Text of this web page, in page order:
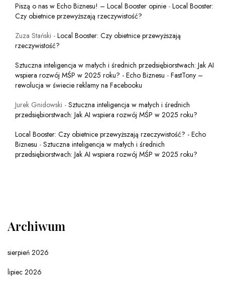
Piszą o nas w Echo Biznesu! – Local Booster opinie - Local Booster:
Czy obietnice przewyższają rzeczywistość?
Zuza Stański - Local Booster: Czy obietnice przewyższają
rzeczywistość?
Sztuczna inteligencja w małych i średnich przedsiębiorstwach: Jak AI
wspiera rozwój MŚP w 2025 roku? - Echo Biznesu - FastTony –
rewolucja w świecie reklamy na Facebooku
Jurek Gnidowski - Sztuczna inteligencja w małych i średnich
przedsiębiorstwach: Jak AI wspiera rozwój MŚP w 2025 roku?
Local Booster: Czy obietnice przewyższają rzeczywistość? - Echo
Biznesu - Sztuczna inteligencja w małych i średnich
przedsiębiorstwach: Jak AI wspiera rozwój MŚP w 2025 roku?
Archiwum
sierpień 2026
lipiec 2026